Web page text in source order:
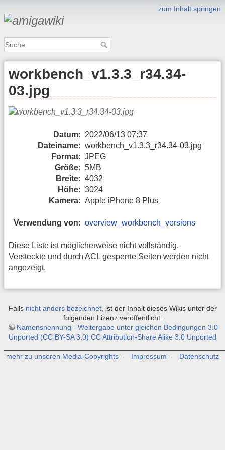
zum Inhalt springen
workbench_v1.3.3_r34.34-
03.jpg
Datum: 2022/06/13 07:37
Dateiname: workbench_v1.3.3_r34.34-03.jpg
Format: JPEG
Größe: 5MB
Breite: 4032
Höhe: 3024
Kamera: Apple iPhone 8 Plus
Verwendung von: overview_workbench_versions
Diese Liste ist möglicherweise nicht vollständig.
Versteckte und durch ACL gesperrte Seiten werden nicht
angezeigt.
Falls nicht anders bezeichnet, ist der Inhalt dieses Wikis unter der
folgenden Lizenz veröffentlicht:
Namensnennung - Weitergabe unter gleichen Bedingungen 3.0
Unported (CC BY-SA 3.0) CC Attribution-Share Alike 3.0 Unported
mehr zu unseren Media-Copyrights - Impressum - Datenschutz